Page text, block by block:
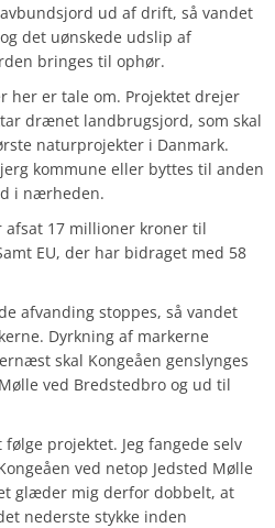
ud af drift, så vandet
det uønskede udslip af
bringes til ophør.
her er tale om. Projektet drejer
drænet landbrugsjord, som skal
naturprojekter i Danmark.
kommune eller byttes til anden
i nærheden.
17 millioner kroner til
EU, der har bidraget med 58
afvanding stoppes, så vandet
Dyrkning af markerne
skal Kongeåen genslynges
ved Bredstedbro og ud til
projektet. Jeg fangede selv
ved netop Jedsted Mølle
glæder mig derfor dobbelt, at
nederste stykke inden